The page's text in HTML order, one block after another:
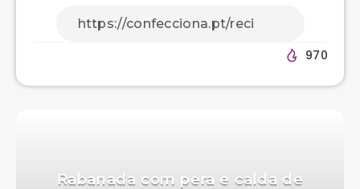
970
Rabanada com pera e calda de